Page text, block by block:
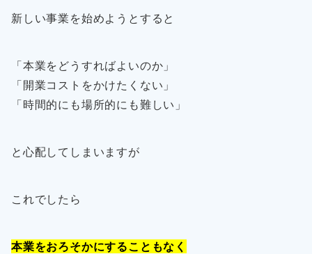
新しい事業を始めようとすると
「本業をどうすればよいのか」
「開業コストをかけたくない」
「時間的にも場所的にも難しい」
と心配してしまいますが
これでしたら
本業をおろそかにすることもなく